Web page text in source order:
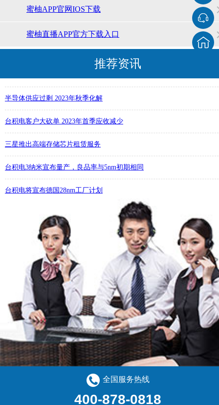
蜜柚APP官网IOS下载
蜜柚直播APP官方下载入口
推荐资讯
新客户认可，老客户称赞，蜜柚下载电子始终追求用心服务、客户至上
风雨十年，始终如一，蜜柚下载电子帮助工业客户解决紧急生产难题
蜜柚下载电子全力保障客户紧急招投标项目的采购交付能力
半导体供应过剩 2023年秋季化解
台积电客户大砍单 2023年首季应收减少
三星推出高端存储芯片租赁服务
台积电3纳米宣布量产，良品率与5nm初期相同
台积电将宣布德国28nm工厂计划
新客户认可，老客户称赞，蜜柚下载电子始终追求用心服务、客户至上
风雨十年，始终如一，蜜柚下载电子帮助工业客户解决紧急生产难题
蜜柚下载电子全力保障客户紧急招投标项目的采购交付能力
凛冬散尽、星河长明，蜜柚下载电子助力紧急医疗防疫设备的紧急生
半导体供应过剩 2023年秋季化解
全国服务热线
400-878-0818